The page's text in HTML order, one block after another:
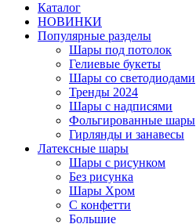
Каталог
НОВИНКИ
Популярные разделы
Шары под потолок
Гелиевые букеты
Шары со светодиодами
Тренды 2024
Шары с надписями
Фольгированные шары
Гирлянды и занавесы
Латексные шары
Шары с рисунком
Без рисунка
Шары Хром
C конфетти
Большие